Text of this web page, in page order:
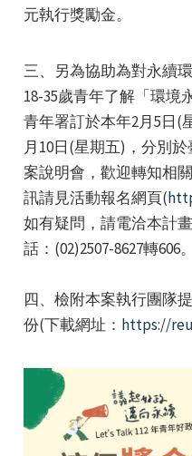
元執行獎勵金。
三、另為協助為對永續
18-35歲青年了解「環境
青年署訂於本年2月5日(
月10日(星期五)，分別
案說明會，歡迎轉知相
訊請見活動報名網頁(
如有疑問，請電洽本計
話：(02)2507-8627轉606。
四、檢附本案執行團隊
份(下載網址： https://